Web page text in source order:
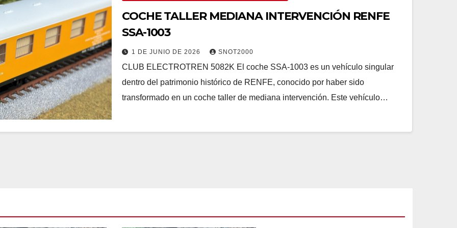
COCHE TALLER MEDIANA INTERVENCIÓN RENFE
SSA-1003
1 DE JUNIO DE 2026 SNOT2000
CLUB ELECTROTREN 5082K El coche SSA-1003 es un vehículo singular
dentro del patrimonio histórico de RENFE, conocido por haber sido
transformado en un coche taller de mediana intervención. Este vehículo…
DE PASAJEROS ICK COCHES DE PASAJEROS ICK